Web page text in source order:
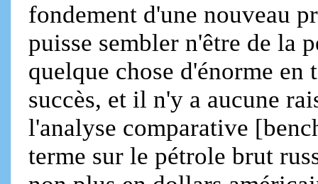
fondement d'une nouveau
puisse sembler n'être de la
quelque chose d'énorme
succès, et il n'y a aucune
l'analyse comparative
terme sur le pétrole brut